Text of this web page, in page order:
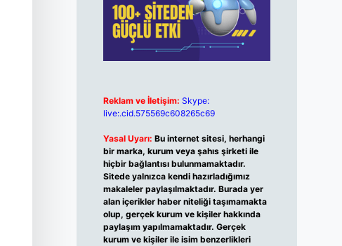
Reklam ve İletişim: Skype:
live:.cid.575569c608265c69
Yasal Uyarı: Bu internet sitesi, herhangi
bir marka, kurum veya şahıs şirketi ile
hiçbir bağlantısı bulunmamaktadır.
Sitede yalnızca kendi hazırladığımız
makaleler paylaşılmaktadır. Burada yer
alan içerikler haber niteliği taşımamakta
olup, gerçek kurum ve kişiler hakkında
paylaşım yapılmamaktadır. Gerçek
kurum ve kişiler ile isim benzerlikleri